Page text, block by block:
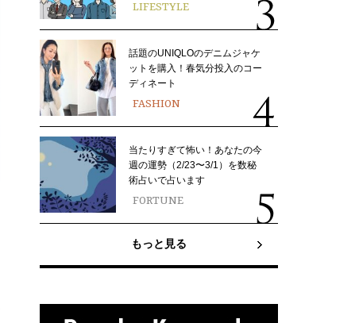
LIFESTYLE
話題のUNIQLOのデニムジャケ
ットを購入！春気分投入のコー
ディネート
FASHION
当たりすぎて怖い！あなたの今
週の運勢（2/23〜3/1）を数秘
術占いで占います
FORTUNE
もっと見る